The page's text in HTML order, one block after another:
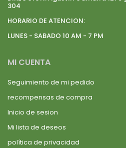
304
HORARIO DE ATENCION:
LUNES - SABADO 10 AM - 7 PM
MI CUENTA
Seguimiento de mi pedido
recompensas de compra
Inicio de sesion
Mi lista de deseos
política de privacidad